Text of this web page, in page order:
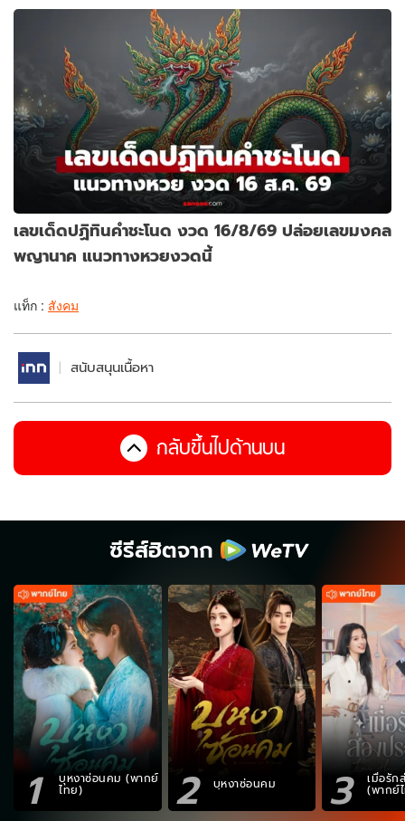
เลขเด็ดปฏิทินคำชะโนด งวด 16/8/69 ปล่อยเลขมงคล
พญานาค แนวทางหวยงวดนี้
แท็ก : สังคม
สนับสนุนเนื้อหา
กลับขึ้นไปด้านบน
ซีรีส์ฮิตจาก
1 บุหงาซ่อนคม (พากย์
ไทย) 2 บุหงาซ่อนคม 3 เมื่อรัก
(พากย์